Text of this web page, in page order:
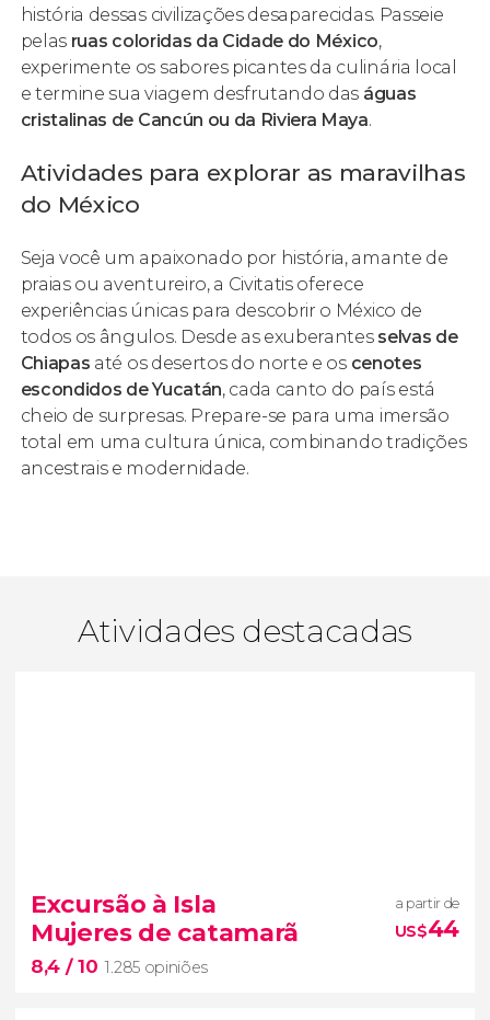
história dessas civilizações desaparecidas. Passeie
pelas ruas coloridas da Cidade do México,
experimente os sabores picantes da culinária local
e termine sua viagem desfrutando das águas
cristalinas de Cancún ou da Riviera Maya.
Atividades para explorar as maravilhas
do México
Seja você um apaixonado por história, amante de
praias ou aventureiro, a Civitatis oferece
experiências únicas para descobrir o México de
todos os ângulos. Desde as exuberantes selvas de
Chiapas até os desertos do norte e os cenotes
escondidos de Yucatán, cada canto do país está
cheio de surpresas. Prepare-se para uma imersão
total em uma cultura única, combinando tradições
ancestrais e modernidade.
Atividades destacadas
Excursão à Isla
Mujeres de catamarã
8,4 / 10 1.285 opiniões
a partir de
US$44